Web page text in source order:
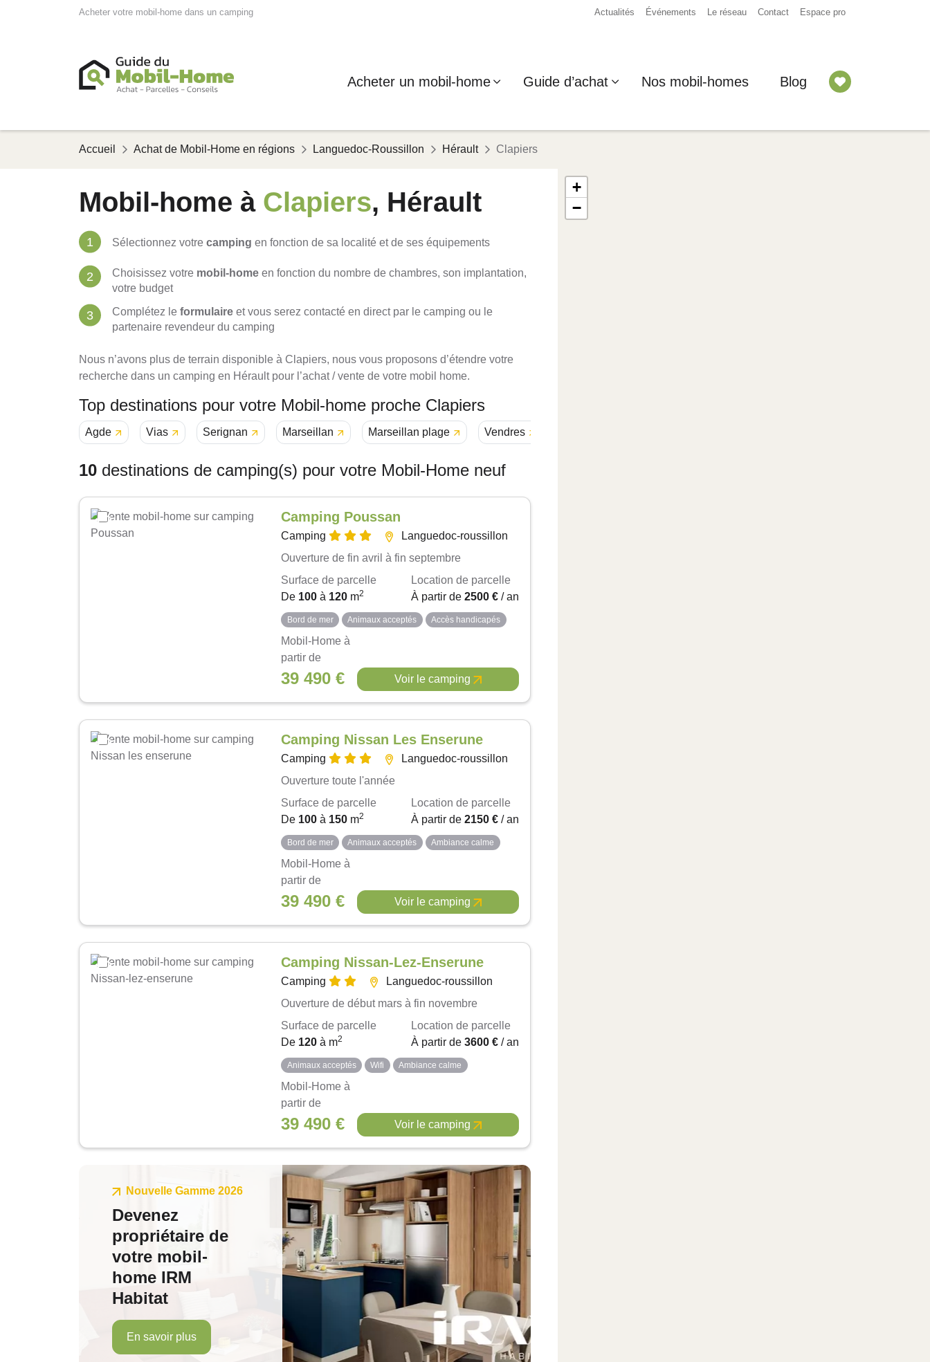
Acheter votre mobil-home dans un camping Actualités Événements Le réseau Contact Espace pro
Acheter un mobil-home Guide d’achat Nos mobil-homes Blog
Accueil Achat de Mobil-Home en régions Languedoc-Roussillon Hérault Clapiers
+
−
Mobil-home à Clapiers, Hérault
Sélectionnez votre camping en fonction de sa localité et de ses équipements
Choisissez votre mobil-home en fonction du nombre de chambres, son implantation,
votre budget
Complétez le formulaire et vous serez contacté en direct par le camping ou le
partenaire revendeur du camping
Nous n’avons plus de terrain disponible à Clapiers, nous vous proposons d’étendre votre
recherche dans un camping en Hérault pour l’achat / vente de votre mobil home.
Top destinations pour votre Mobil-home proche Clapiers
Agde Vias Serignan Marseillan Marseillan plage Vendres
10 destinations de camping(s) pour votre Mobil-Home neuf
Camping Poussan
Camping
Languedoc-roussillon
Ouverture de fin avril à fin septembre
Surface de parcelle
De 100 à 120 m2
Location de parcelle
À partir de 2500 € / an
Bord de mer Animaux acceptés Accès handicapés
Mobil-Home à
partir de
39 490 € Voir le camping
Camping Nissan Les Enserune
Camping
Languedoc-roussillon
Ouverture toute l'année
Surface de parcelle
De 100 à 150 m2
Location de parcelle
À partir de 2150 € / an
Bord de mer Animaux acceptés Ambiance calme
Mobil-Home à
partir de
39 490 € Voir le camping
Camping Nissan-Lez-Enserune
Camping
Languedoc-roussillon
Ouverture de début mars à fin novembre
Surface de parcelle
De 120 à m2
Location de parcelle
À partir de 3600 € / an
Animaux acceptés Wifi Ambiance calme
Mobil-Home à
partir de
39 490 € Voir le camping
Nouvelle Gamme 2026
Devenez
propriétaire de
votre mobil-
home IRM
Habitat
En savoir plus